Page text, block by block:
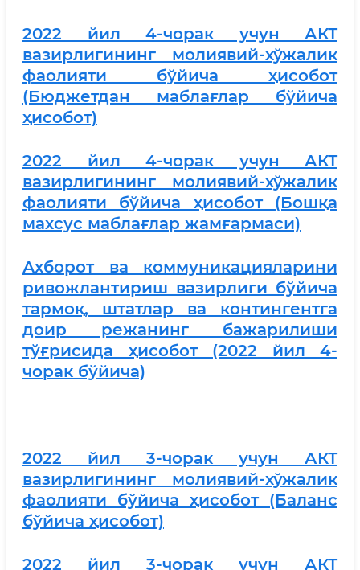
2022 йил 4-чорак учун АКТ
вазирлигининг молиявий-хўжалик
фаолияти бўйича ҳисобот
(Бюджетдан маблағлар бўйича
ҳисобот)
2022 йил 4-чорак учун АКТ
вазирлигининг молиявий-хўжалик
фаолияти бўйича ҳисобот (Бошқа
махсус маблағлар жамғармаси)
Ахборот ва коммуникацияларини
ривожлантириш вазирлиги бўйича
тармоқ, штатлар ва контингентга
доир режанинг бажарилиши
тўғрисида ҳисобот (2022 йил 4-
чорак бўйича)
2022 йил 3-чорак учун АКТ
вазирлигининг молиявий-хўжалик
фаолияти бўйича ҳисобот (Баланс
бўйича ҳисобот)
2022 йил 3-чорак учун АКТ